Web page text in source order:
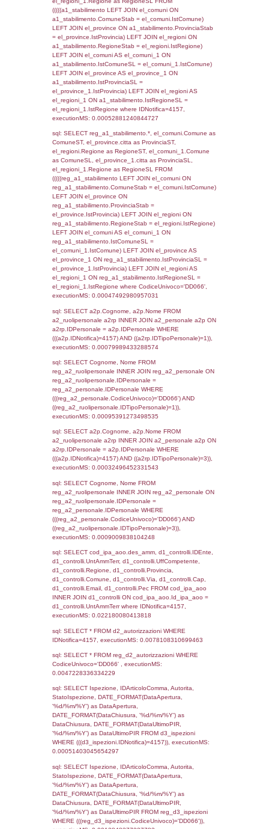
Indietro
Debug
sql: SELECT COUNT(*) FROM `userlevels`
`userlevelid` = -2, executionMS:
sql: SELECT `userlevelid`, `userlevelname`
`userlevels`, executionMS:
sql: SELECT COUNT(*) FROM
WHERE `userlevelid` = -2, executionMS:
0.00018191337585449
sql: SELECT `tablename`, `userlevelid`,
`userlevelpermissions` WHERE `userlevelid`
executionMS: 0.0010550022125244
sql: SELECT a1.RagioneSociale,
localita, el_prov.citta AS provincia,
DATE(n.DataInvioNotifica) as
LEFT JOIN infostabilimento i ON
n.CodiceUnivoco LEFT JOIN
a1.CodiceUnivoco = n.CodiceUnivoco LEFT
el_comuni AS el_com ON a1.ComuneStab =
el_com.IstComune LEFT JOIN el_province
a1.ProvinciaStab = el_prov.IstProvincia
n.IDNotifica = 4157;, executionMS:
ComuneST, el_province.citta as
el_regioni.Regione as RegioneST,
as ComuneSL, el_province_1.citta as
el_regioni_1.Regione as RegioneSL FROM
(((((a1_stabilimento LEFT JOIN el_comuni
a1_stabilimento.ComuneStab =
LEFT JOIN el_province ON
= el_province.IstProvincia) LEFT JOIN
a1_stabilimento.RegioneStab =
LEFT JOIN el_comuni AS el_comuni_1 ON
a1_stabilimento.IstComuneSL =
LEFT JOIN el_province AS el_province_1
a1_stabilimento.IstProvinciaSL =
el_province_1.IstProvincia) LEFT JOIN
el_regioni_1 ON
el_regioni_1.IstRegione where
executionMS: 0.00052881240844727
ComuneST, el_province.citta as
el_regioni.Regione as RegioneST,
as ComuneSL, el_province_1.citta as
el_regioni_1.Regione as RegioneSL FROM
(((((reg_a1_stabilimento LEFT JOIN
reg_a1_stabilimento.ComuneStab =
LEFT JOIN el_province ON
reg_a1_stabilimento.ProvinciaStab =
el_province.IstProvincia) LEFT JOIN
reg_a1_stabilimento.RegioneStab =